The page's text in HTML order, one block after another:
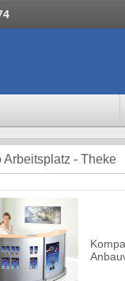
Arbeitsplatz - Theke